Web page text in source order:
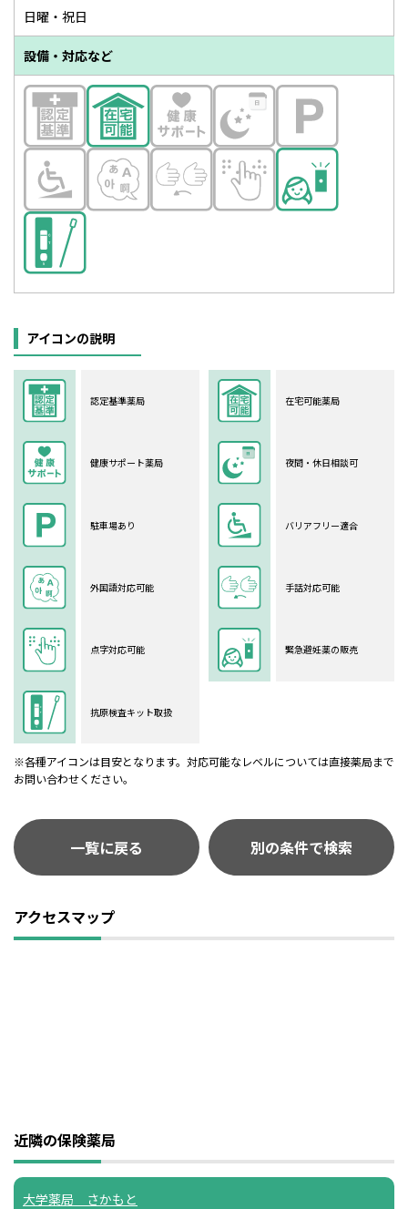
日曜・祝日
設備・対応など
アイコンの説明
認定基準薬局 在宅可能薬局
健康サポート薬局 夜間・休日相談可
駐車場あり バリアフリー適合
外国語対応可能 手話対応可能
点字対応可能 緊急避妊薬の販売
抗原検査キット取扱
※各種アイコンは目安となります。対応可能なレベルについては直接薬局まで
お問い合わせください。
一覧に戻る 別の条件で検索
アクセスマップ
近隣の保険薬局
大学薬局 さかもと